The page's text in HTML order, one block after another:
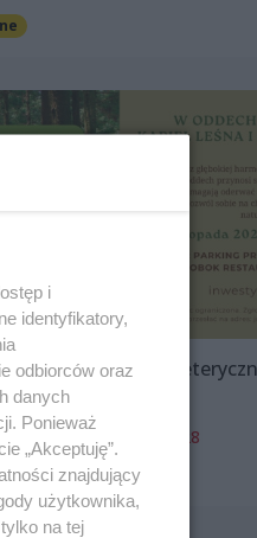
leśna z olejkami
2024, 10:00
przy ul. Arkońskiej 28
i
identyfikatory,
odbiorców oraz
danych
Ponieważ
„Akceptuję”.
znajdujący
użytkownika,
na tej